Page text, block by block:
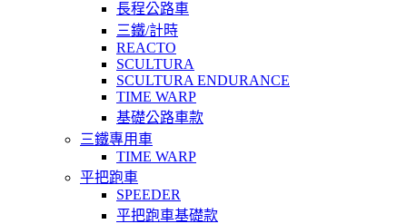
長程公路車
三鐵/計時
REACTO
SCULTURA
SCULTURA ENDURANCE
TIME WARP
基礎公路車款
三鐵專用車
TIME WARP
平把跑車
SPEEDER
平把跑車基礎款